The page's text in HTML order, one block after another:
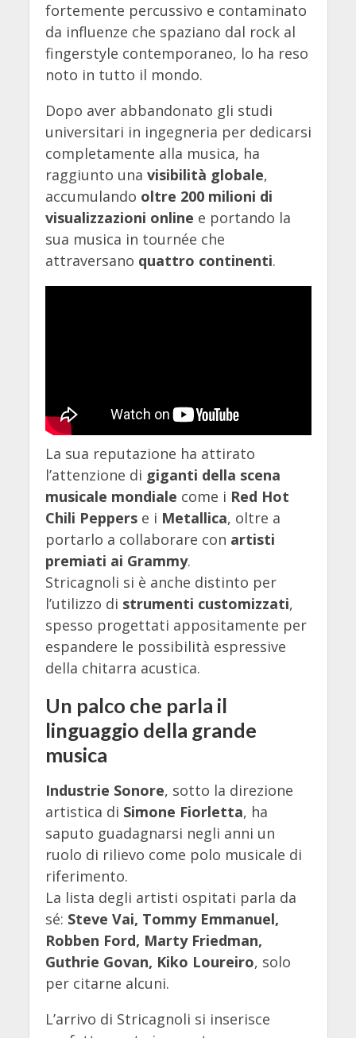
fortemente percussivo e contaminato
da influenze che spaziano dal rock al
fingerstyle contemporaneo, lo ha reso
noto in tutto il mondo.
Dopo aver abbandonato gli studi
universitari in ingegneria per dedicarsi
completamente alla musica, ha
raggiunto una visibilità globale,
accumulando oltre 200 milioni di
visualizzazioni online e portando la
sua musica in tournée che
attraversano quattro continenti.
La sua reputazione ha attirato
l’attenzione di giganti della scena
musicale mondiale come i Red Hot
Chili Pepperse i Metallica, oltre a
portarlo a collaborare con artisti
premiati ai Grammy.
Stricagnoli si è anche distinto per
l’utilizzo di strumenti customizzati,
spesso progettati appositamente per
espandere le possibilità espressive
della chitarra acustica.
Un palco che parla il
linguaggio della grande
musica
Industrie Sonore, sotto la direzione
artistica di Simone Fiorletta, ha
saputo guadagnarsi negli anni un
ruolo di rilievo come polo musicale di
riferimento.
La lista degli artisti ospitati parla da
sé: Steve Vai, Tommy Emmanuel,
Robben Ford, Marty Friedman,
Guthrie Govan, Kiko Loureiro, solo
per citarne alcuni.
L’arrivo di Stricagnoli si inserisce